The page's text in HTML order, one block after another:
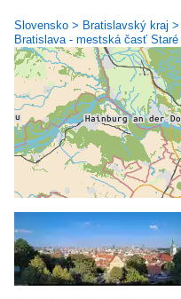
Slovensko > Bratislavský kraj
Bratislava - mestská časť